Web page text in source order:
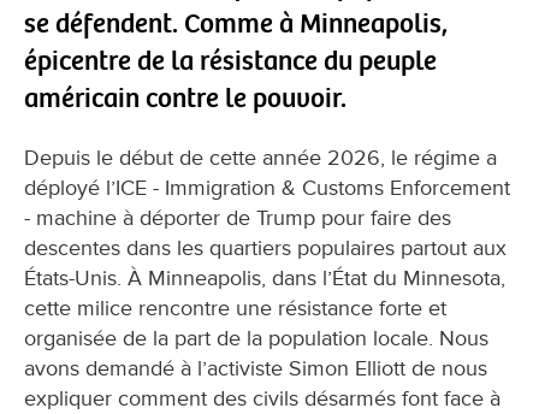
se défendent. Comme à Minneapolis,
épicentre de la résistance du peuple
américain contre le pouvoir.
Depuis le début de cette année 2026, le régime a
déployé l’ICE - Immigration & Customs Enforcement
- machine à déporter de Trump pour faire des
descentes dans les quartiers populaires partout aux
États-Unis. À Minneapolis, dans l’État du Minnesota,
cette milice rencontre une résistance forte et
organisée de la part de la population locale. Nous
avons demandé à l’activiste Simon Elliott de nous
expliquer comment des civils désarmés font face à